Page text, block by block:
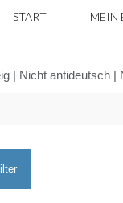
START MEIN
| Nicht antideutsch